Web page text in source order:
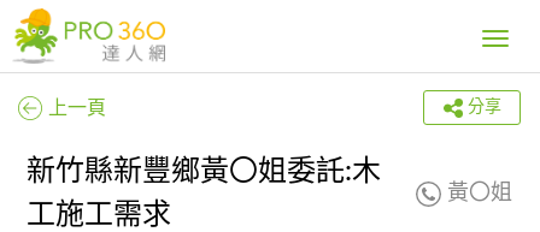
Toggle
上一頁 分享
新竹縣新豐鄉黃〇姐委託:木
工施工需求
黃〇姐